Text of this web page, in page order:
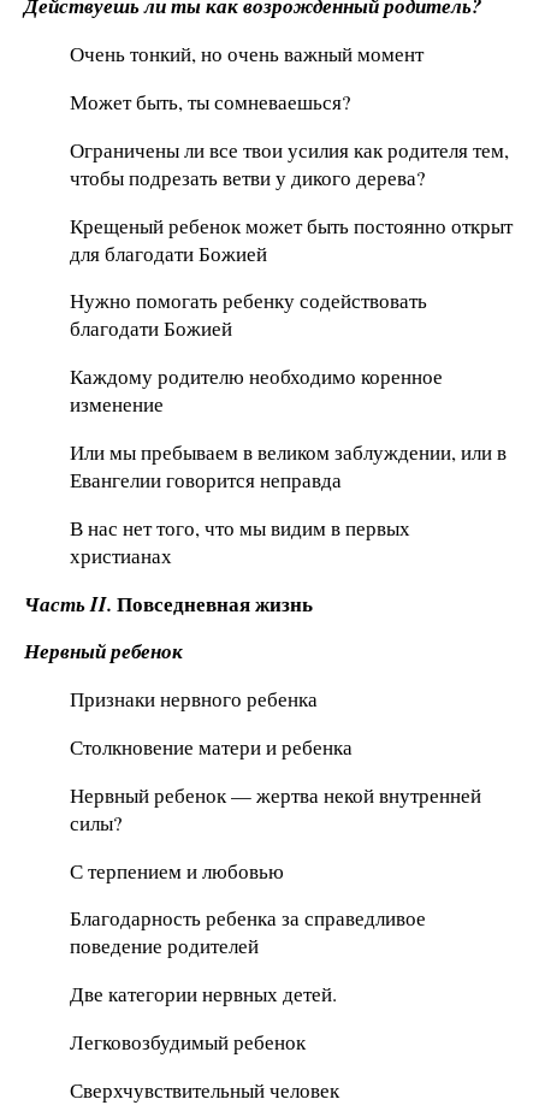
Действуешь ли ты как возрожденный родитель?
Очень тонкий, но очень важный момент
Может быть, ты сомневаешься?
Ограничены ли все твои усилия как родителя тем,
чтобы подрезать ветви у дикого дерева?
Крещеный ребенок может быть постоянно открыт
для благодати Божией
Нужно помогать ребенку содействовать
благодати Божией
Каждому родителю необходимо коренное
изменение
Или мы пребываем в великом заблуждении, или в
Евангелии говорится неправда
В нас нет того, что мы видим в первых
христианах
Часть II. Повседневная жизнь
Нервный ребенок
Признаки нервного ребенка
Столкновение матери и ребенка
Нервный ребенок — жертва некой внутренней
силы?
С терпением и любовью
Благодарность ребенка за справедливое
поведение родителей
Две категории нервных детей.
Легковозбудимый ребенок
Сверхчувствительный человек